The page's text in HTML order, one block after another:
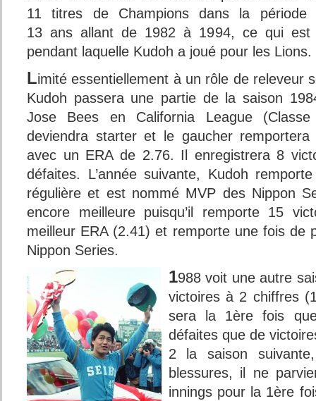
11 titres de Champions dans la période
13 ans allant de 1982 à 1994, ce qui est
pendant laquelle Kudoh a joué pour les Lions.
Limité essentiellement à un rôle de releveur
Kudoh passera une partie de la saison
Jose Bees en California League
deviendra starter et le gaucher
avec un ERA de 2.76. Il enregistrera 8
défaites. L’année suivante, Kudoh
régulière et est nommé MVP des Nippon
encore meilleure puisqu’il remporte 15
meilleur ERA (2.41) et remporte une fois de
Nippon Series.
1988 voit une autre
victoires à 2 chiffres
sera la 1ère fois
défaites que de
2 la saison
blessures, il ne
innings pour la 1ère